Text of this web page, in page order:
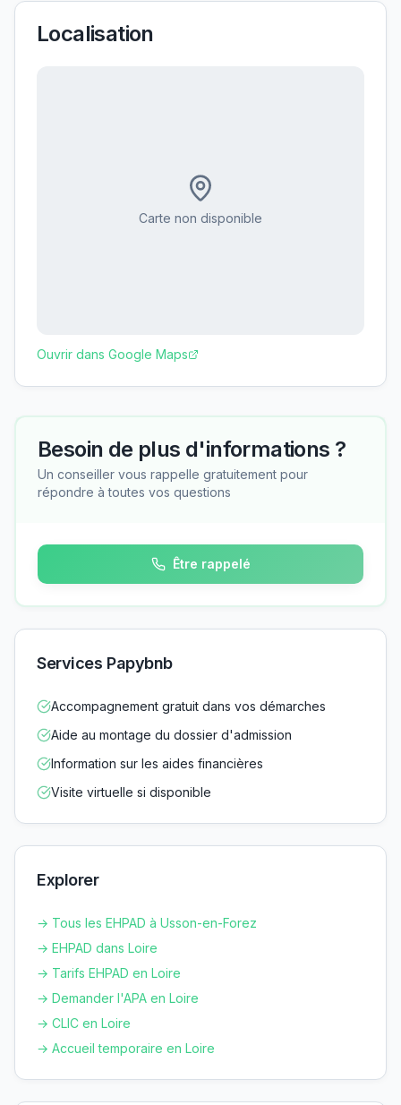
Localisation
Carte non disponible
Ouvrir dans Google Maps
Besoin de plus d'informations ?
Un conseiller vous rappelle gratuitement pour
répondre à toutes vos questions
Être rappelé
Services Papybnb
Accompagnement gratuit dans vos démarches
Aide au montage du dossier d'admission
Information sur les aides financières
Visite virtuelle si disponible
Explorer
→ Tous les EHPAD à Usson-en-Forez
→ EHPAD dans Loire
→ Tarifs EHPAD en Loire
→ Demander l'APA en Loire
→ CLIC en Loire
→ Accueil temporaire en Loire